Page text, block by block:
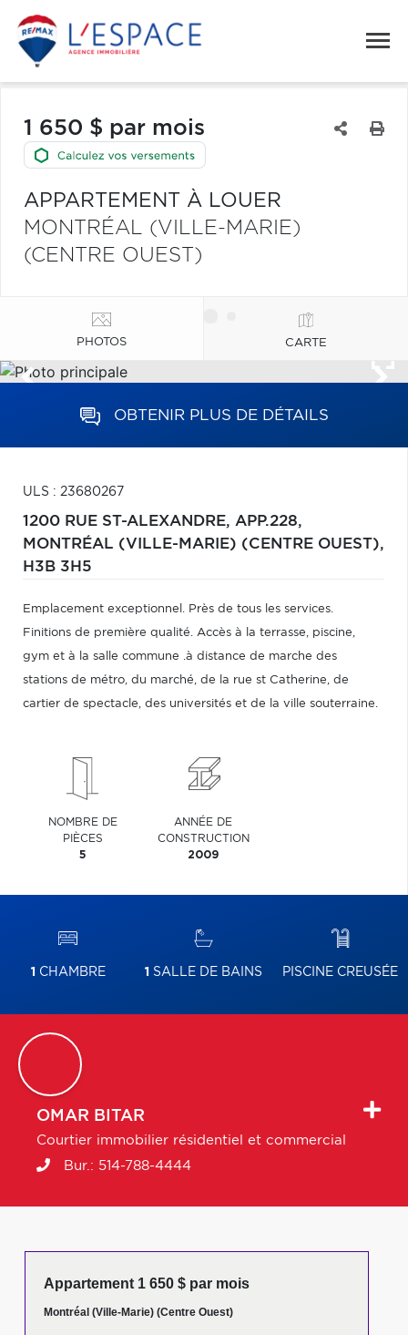
1 650 $ par mois
APPARTEMENT À LOUER
MONTRÉAL (VILLE-MARIE)
(CENTRE OUEST)
PHOTOS CARTE
OBTENIR PLUS DE DÉTAILS
ULS : 23680267
1200 RUE ST-ALEXANDRE, APP.228,
MONTRÉAL (VILLE-MARIE) (CENTRE OUEST),
H3B 3H5
Emplacement exceptionnel. Près de tous les services.
Finitions de première qualité. Accès à la terrasse, piscine,
gym et à la salle commune .à distance de marche des
stations de métro, du marché, de la rue st Catherine, de
cartier de spectacle, des universités et de la ville souterraine.
NOMBRE DE
PIÈCES
5
ANNÉE DE
CONSTRUCTION
2009
1 CHAMBRE 1 SALLE DE BAINS PISCINE CREUSÉE
OMAR BITAR
Courtier immobilier résidentiel et commercial
Bur.: 514-788-4444
Appartement 1 650 $ par mois
Montréal (Ville-Marie) (Centre Ouest)